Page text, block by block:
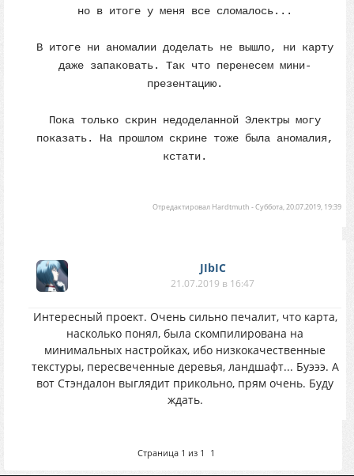
но в итоге у меня все сломалось...
В итоге ни аномалии доделать не вышло, ни карту
даже запаковать. Так что перенесем мини-
презентацию.
Пока только скрин недоделанной Электры могу
показать. На прошлом скрине тоже была аномалия,
кстати.
Отредактировал Hardtmuth -Суббота, 20.07.2019, 19:39
JIbIC
21.07.2019 в 16:47
Интересный проект. Очень сильно печалит, что карта,
насколько понял, была скомпилирована на
минимальных настройках, ибо низкокачественные
текстуры, пересвеченные деревья, ландшафт... Буэээ. А
вот Стэндалон выглядит прикольно, прям очень. Буду
ждать.
Страница 1 из 1 1